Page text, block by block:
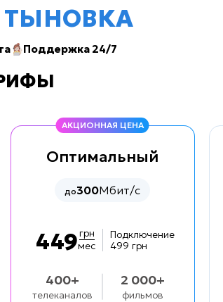
ТЫНОВКА
Поддержка 24/7
АКЦИОННАЯ ЦЕНА
Оптимальный
до300Мбит/с
449грн
мес
Подключение
499 грн
400+
телеканалов
2 000+
фильмов